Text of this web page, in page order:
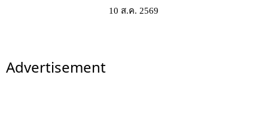
10 ส.ค. 2569
Advertisement